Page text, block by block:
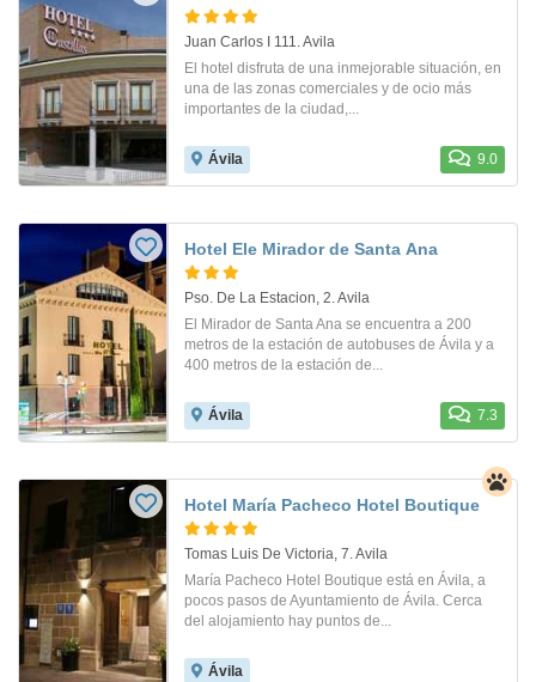
Juan Carlos I 111. Avila
El hotel disfruta de una inmejorable situación, en
una de las zonas comerciales y de ocio más
importantes de la ciudad,...
Ávila 9.0
Hotel Ele Mirador de Santa Ana
Pso. De La Estacion, 2. Avila
El Mirador de Santa Ana se encuentra a 200
metros de la estación de autobuses de Ávila y a
400 metros de la estación de...
Ávila 7.3
Hotel María Pacheco Hotel Boutique
Tomas Luis De Victoria, 7. Avila
María Pacheco Hotel Boutique está en Ávila, a
pocos pasos de Ayuntamiento de Ávila. Cerca
del alojamiento hay puntos de...
Ávila